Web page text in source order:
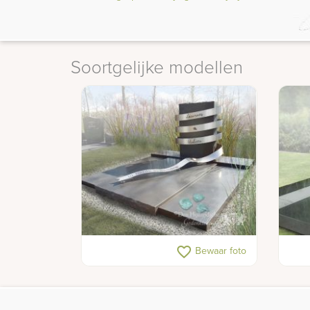
Soortgelijke modellen
Dubbel grafmonument met RVS
favorite_border Bewaar foto